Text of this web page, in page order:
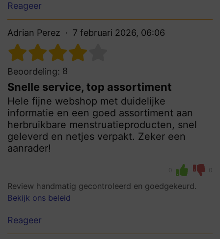
Reageer
Adrian Perez 7 februari 2026, 06:06
Beoordeling: 8
Snelle service, top assortiment
Hele fijne webshop met duidelijke
informatie en een goed assortiment aan
herbruikbare menstruatieproducten, snel
geleverd en netjes verpakt. Zeker een
aanrader!
0 0
Review handmatig gecontroleerd en goedgekeurd.
Bekijk ons beleid
Reageer